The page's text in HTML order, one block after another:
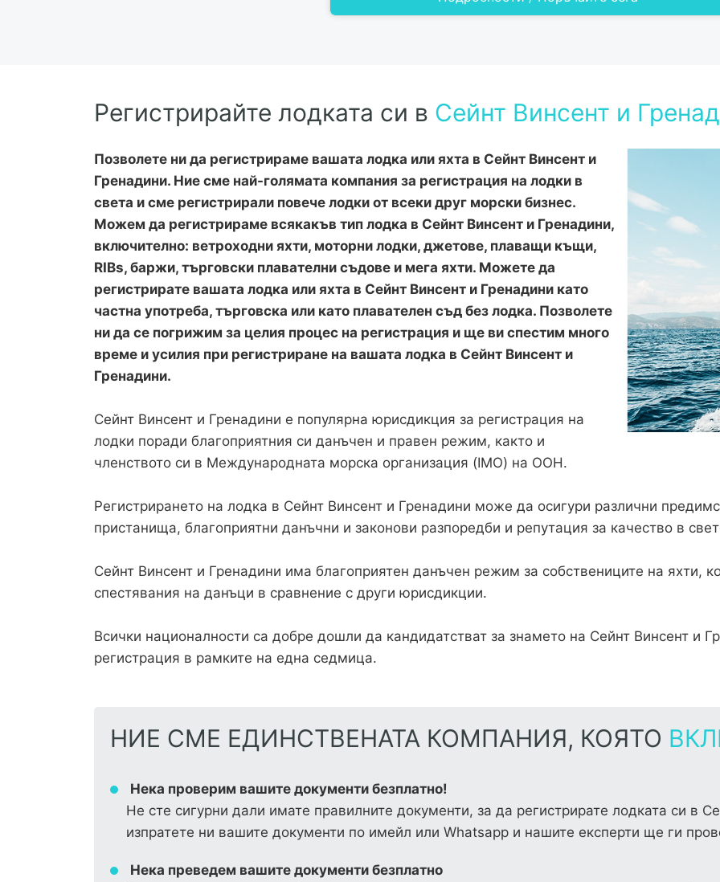
Регистрирайте лодката си в Сейнт Винсент и
Позволете ни да регистрираме вашата лодка или яхта в Сейнт Винсент и
Гренадини. Ние сме най-голямата компания за регистрация на лодки в
света и сме регистрирали повече лодки от всеки друг морски бизнес.
Можем да регистрираме всякакъв тип лодка в Сейнт Винсент и Гренадини,
включително: ветроходни яхти, моторни лодки, джетове, плаващи къщи,
RIBs, баржи, търговски плавателни съдове и мега яхти. Можете да
регистрирате вашата лодка или яхта в Сейнт Винсент и Гренадини като
частна употреба, търговска или като плавателен съд без лодка. Позволете
ни да се погрижим за целия процес на регистрация и ще ви спестим много
време и усилия при регистриране на вашата лодка в Сейнт Винсент и
Гренадини.
Сейнт Винсент и Гренадини е популярна юрисдикция за регистрация на
лодки поради благоприятния си данъчен и правен режим, както и
членството си в Международната морска организация (IMO) на ООН.
Регистрирането на лодка в Сейнт Винсент и Гренадини може да осигури различни
пристанища, благоприятни данъчни и законови разпоредби и репутация за качество в
Сейнт Винсент и Гренадини има благоприятен данъчен режим за собствениците на яхти,
спестявания на данъци в сравнение с други юрисдикции.
Всички националности са добре дошли да кандидатстват за знамето на Сейнт Винсент и
регистрация в рамките на една седмица.
НИЕ СМЕ ЕДИНСТВЕНАТА КОМПАНИЯ, КОЯТО
Нека проверим вашите документи безплатно!
Не сте сигурни дали имате правилните документи, за да регистрирате лодката си в
изпратете ни вашите документи по имейл или Whatsapp и нашите експерти ще ги
Нека преведем вашите документи безплатно